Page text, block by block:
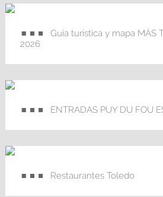
Guía turística y mapa MÁS
2026
ENTRADAS PUY DU FOU
Restaurantes Toledo